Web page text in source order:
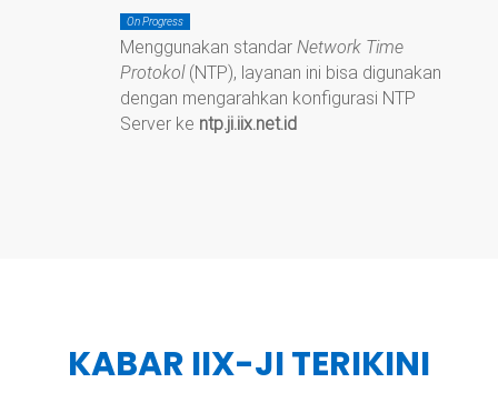
On Progress
Menggunakan standar Network Time
Protokol(NTP), layanan ini bisa digunakan
dengan mengarahkan konfigurasi NTP
Server ke ntp.ji.iix.net.id
KABAR IIX-JI TERIKINI